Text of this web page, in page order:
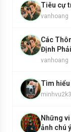
Tiêu cự
vanhoang
Các
Định
vanhoang
Tìm hiểu
minhvu2k3
Những vi
ảnh chú